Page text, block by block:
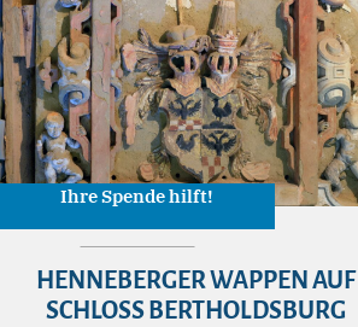
Ihre Spende hilft!
HENNEBERGER WAPPEN AUF
SCHLOSS BERTHOLDSBURG